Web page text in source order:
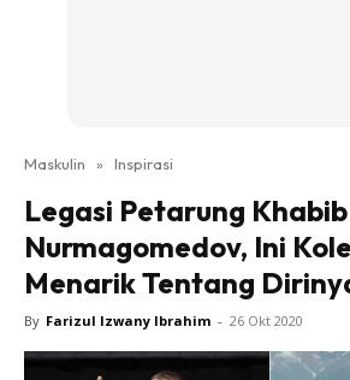
Maskulin » Inspirasi
Legasi Petarung Khabib
Nurmagomedov, Ini
Menarik Tentang
By Farizul Izwany Ibrahim - 26 Okt 2020